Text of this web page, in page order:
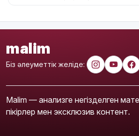
malim
Біз әлеуметтік желіде:
Malim — анализге негізделген
пікірлер мен эксклюзив контент.